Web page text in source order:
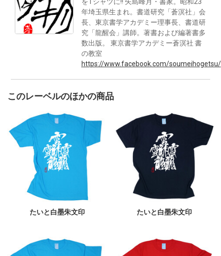
年埼玉県生まれ。書道研究「蒼溟社」会
長、東京書学アカデミー理事長、書道研
究「龍醒会」講師。著書および編著書多
数出版。 東京書学アカデミー蒼溟社 書
の教室
https://www.facebook.com/soumeihogetsu/
このレーベルのほかの商品
たいと白墨朱文印 たいと白墨朱文印